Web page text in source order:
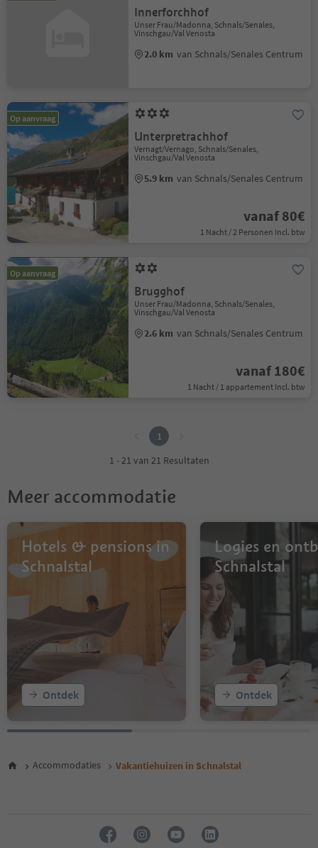
Innerforchhof
Unser Frau/Madonna, Schnals/Senales,
Vinschgau/Val Venosta
2.0 km van Schnals/Senales Centrum
Op aanvraag
Unterpretrachhof
Vernagt/Vernago, Schnals/Senales,
Vinschgau/Val Venosta
5.9 km van Schnals/Senales Centrum
vanaf 80€
1 Nacht / 2 Personen Incl. btw
Op aanvraag
Brugghof
Unser Frau/Madonna, Schnals/Senales,
Vinschgau/Val Venosta
2.6 km van Schnals/Senales Centrum
vanaf 180€
1 Nacht / 1 appartement Incl. btw
1
1 - 21 van 21 Resultaten
Meer accommodatie
Hotels & pensions in
Schnalstal
Ontdek
Logies en
Schnalstal
Ontdek
Accommodaties Vakantiehuizen in Schnalstal